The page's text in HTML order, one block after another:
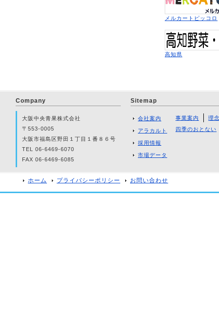
メルカートピッコロ
高知県
Sitemap
会社案内
アラカルト
採用情報
市場データ
事業案内
理
四季のおとない
Company
大阪中央青果株式会社
〒553-0005
大阪市福島区野田１丁目１番８６号
TEL 06-6469-6070
FAX 06-6469-6085
ホーム プライバシーポリシー お問い合わせ